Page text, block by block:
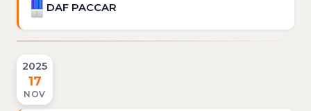
DAF PACCAR
2025
17
NOV